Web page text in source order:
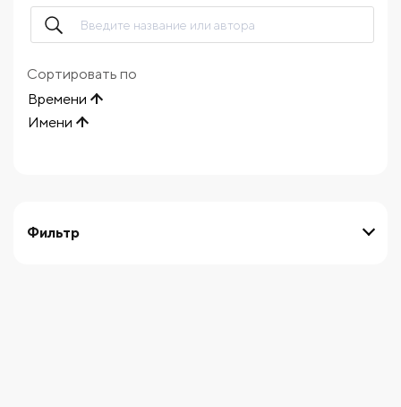
Фильтр
Сортировать по
Времени
Имени